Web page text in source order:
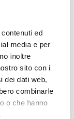
ed
media e per
inoltre
sito con i
dei dati web,
combinarle
o che hanno